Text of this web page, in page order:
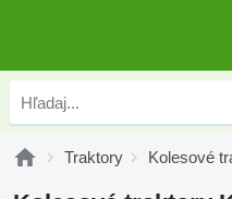
Traktory Kolesové